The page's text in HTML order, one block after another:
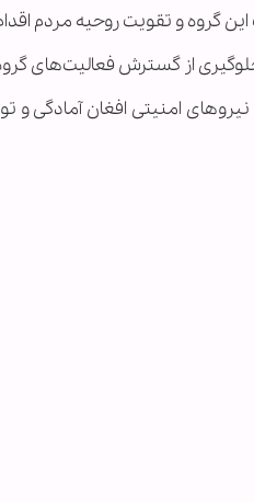
گروه و تقویت روحیه مردم
از گسترش فعالیت‌های
امنیتی افغان آماد‌گی و